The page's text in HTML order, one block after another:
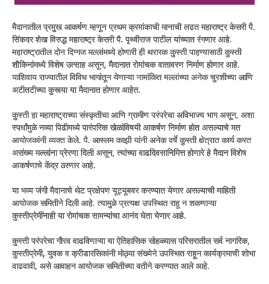
मैदानातील प्रमुख आकर्षण म्हणून प्रथम क्रमांकाची मानाची लढत महाराष्ट्र केसरी पै.
सिंकदर शेख विरुद्ध महाराष्ट्र केसरी पै. पृथ्वीराज पाटील यांच्यात रंगणार आहे.
महाराष्ट्रातील दोन दिग्गज मल्लांमध्ये होणारी ही थरारक कुस्ती पाहण्यासाठी कुस्ती
शौकिनांमध्ये विशेष उत्साह असून, मैदानात रोमांचक वातावरण निर्माण होणार आहे.
याशिवाय राज्यातील विविध भागांतून येणाऱ्या नामांकित मल्लांच्या अनेक चुरशीच्या आणि
अटीतटीच्या कुस्त्या या मैदानात होणार आहेत.
कुस्ती हा महाराष्ट्राच्या संस्कृतीचा आणि ग्रामीण परंपरेचा अविभाज्य भाग असून, अशा
स्पर्धांमुळे नव्या पिढीमध्ये पारंपरिक खेळांविषयी आकर्षण निर्माण होत असल्याचे मत
आयोजकांनी व्यक्त केले. पै. आस्लम काझी यांनी अनेक वर्षे कुस्ती क्षेत्रात कार्य करत
असंख्य मल्लांना प्रेरणा दिली असून, त्यांच्या वाढदिवसानिमित्त होणारे हे मैदान विशेष
आकर्षणाचे केंद्र ठरणार आहे.
या भव्य जंगी मैदानाचे थेट प्रक्षेपण यूट्यूबवर करण्यात येणार असल्याची माहिती
आयोजक समितीने दिली आहे. त्यामुळे प्रत्यक्ष उपस्थित राहू न शकणाऱ्या
कुस्तीप्रेमींनाही या रोमांचक सामन्यांचा आनंद घेता येणार आहे.
कुस्ती परंपरेचा गौरव वाढविणाऱ्या या ऐतिहासिक सोहळ्यास परिसरातील सर्व नागरिक,
कुस्तीप्रेमी, युवक व क्रीडारसिकांनी मोठ्या संख्येने उपस्थित राहून कार्यक्रमाची शोभा
वाढवावी, असे आवाहन आयोजक समितीच्या वतीने करण्यात आले आहे.